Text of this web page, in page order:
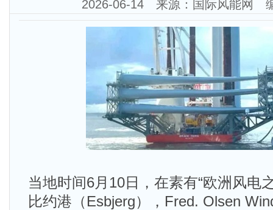
2026-06-14 来源：国际风能网
当地时间6月10日，在素有“欧洲风电
比约港（Esbjerg），Fred. Olsen